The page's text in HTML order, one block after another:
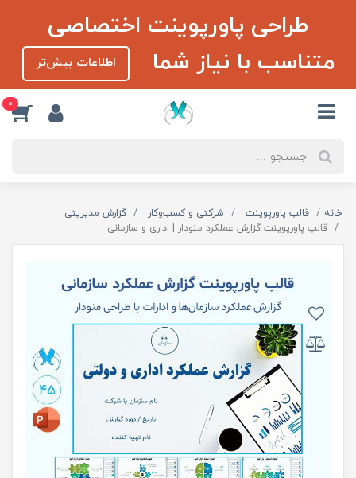
طراحی پاورپوینت اختصاصی
متناسب با نیاز شما
اطلاعات بیش‌تر
0
خانه قالب پاورپوینت شرکتی و کسب‌و‌کار
گزارش مدیریتی
قالب پاورپوینت گزارش عملکرد منودار | اداری و سازمانی